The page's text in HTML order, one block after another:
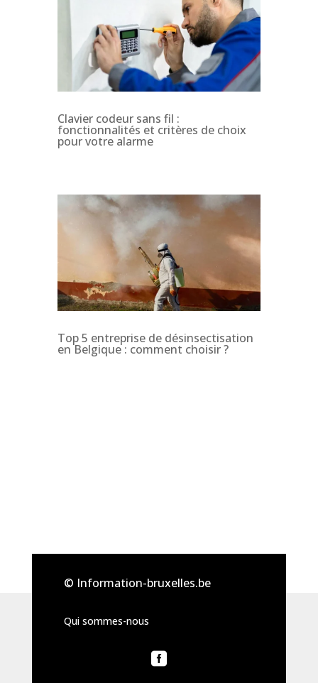
Clavier codeur sans fil :
fonctionnalités et critères de choix
pour votre alarme
Top 5 entreprise de désinsectisation
en Belgique : comment choisir ?
© Information-bruxelles.be
Qui sommes-nous
